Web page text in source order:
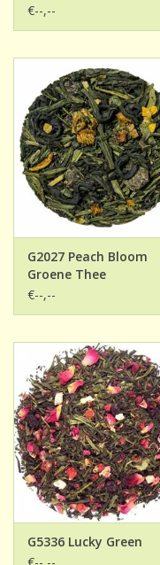
€--,--
G2027 Peach Bloom
Groene Thee
€--,--
G5336 Lucky Green
€--,--